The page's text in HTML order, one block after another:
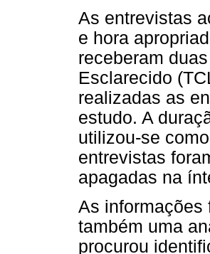
As entrevistas
e hora
receberam
Esclarecido
realizadas as
estudo. A
utilizou-se
entrevistas
apagadas na
As informações
também uma
procurou